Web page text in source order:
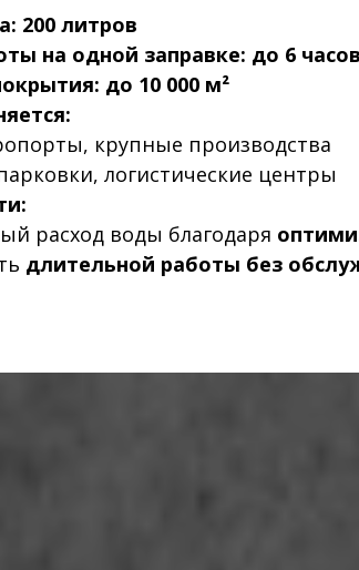
200 литров
на одной заправке: до 6 часов
до 10 000 м²
крупные производства
логистические центры
расход воды благодаря
длительной работы без